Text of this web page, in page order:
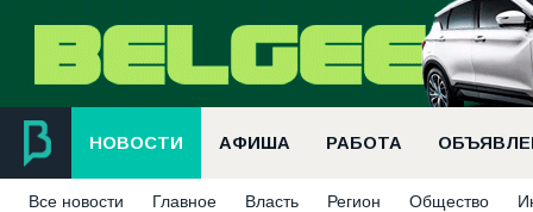
НОВОСТИ АФИША РАБОТА
Все новости Главное Власть Регион Общество